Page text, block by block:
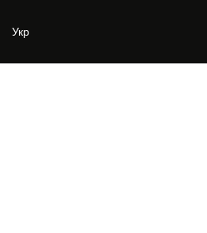
Укр